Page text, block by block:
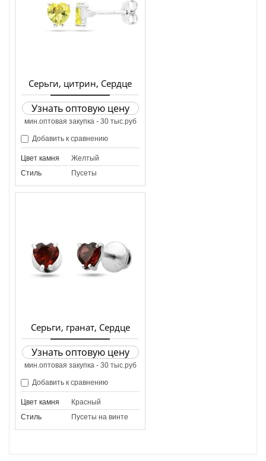
Серьги, цитрин, Сердце
Узнать оптовую цену
мин.оптовая закупка - 30 тыс.руб
Добавить к сравнению
Цвет камня
Желтый
Стиль
Пусеты
Серьги, гранат, Сердце
Узнать оптовую цену
мин.оптовая закупка - 30 тыс.руб
Добавить к сравнению
Цвет камня
Красный
Стиль
Пусеты на винте